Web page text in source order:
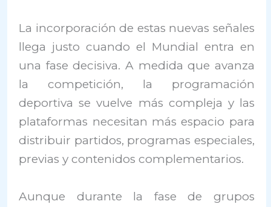
La incorporación de estas nuevas señales
llega justo cuando el Mundial entra en
una fase decisiva. A medida que avanza
la competición, la programación
deportiva se vuelve más compleja y las
plataformas necesitan más espacio para
distribuir partidos, programas especiales,
previas y contenidos complementarios.
Aunque durante la fase de grupos